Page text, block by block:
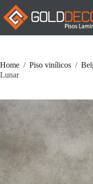
Pular
para
conteúdo
Home / Piso vinílicos /
Lunar